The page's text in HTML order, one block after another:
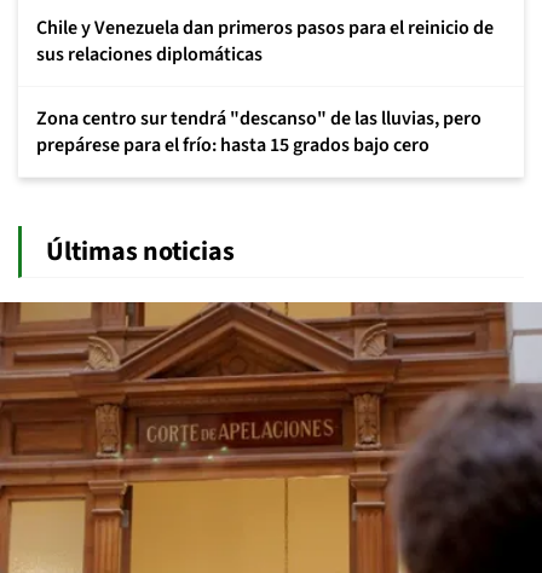
Chile y Venezuela dan primeros pasos para el reinicio de
sus relaciones diplomáticas
Zona centro sur tendrá "descanso" de las lluvias, pero
prepárese para el frío: hasta 15 grados bajo cero
Últimas noticias